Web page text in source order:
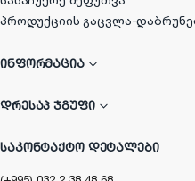
პროდუქციის გაცვლა-
ᲘᲜᲤᲝᲠᲛᲐᲪᲘᲐ
ᲓᲠᲔᲡᲐᲞ ᲯᲒᲣᲤᲘ
ᲡᲐᲙᲝᲜᲢᲐᲥᲢᲝ ᲓᲔᲢᲐᲚᲔᲑᲘ